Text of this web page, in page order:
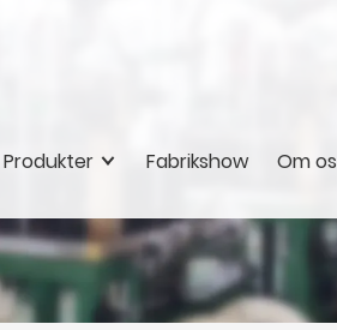
Produkter Fabrikshow Om os